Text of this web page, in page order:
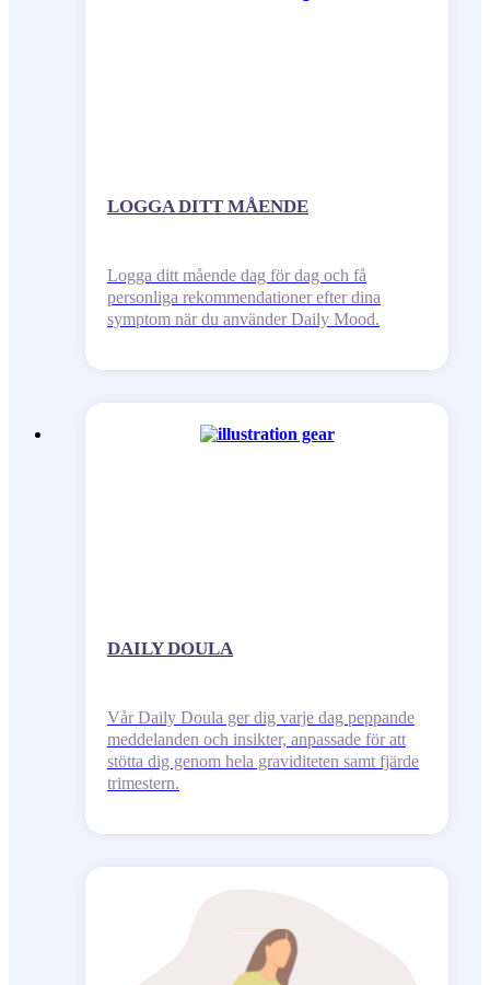
LOGGA DITT MÅENDE
Logga ditt mående dag för dag och få
personliga rekommendationer efter dina
symptom när du använder Daily Mood.
DAILY DOULA
Vår Daily Doula ger dig varje dag peppande
meddelanden och insikter, anpassade för att
stötta dig genom hela graviditeten samt fjärde
trimestern.